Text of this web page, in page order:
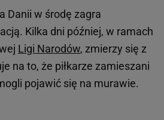
Danii w środę zagra
Kilka dni później, w ramach
Ligi Narodów, zmierzy się z
na to, że piłkarze zamieszani
pojawić się na murawie.